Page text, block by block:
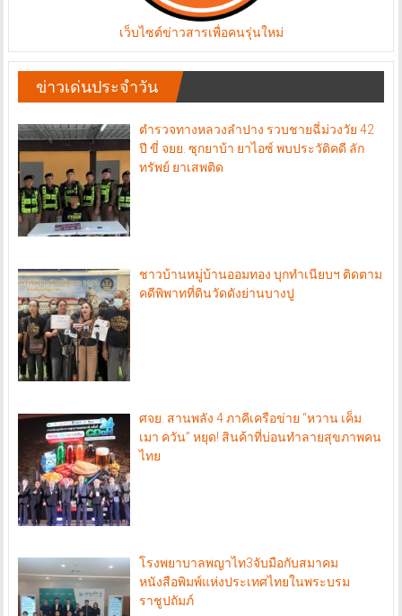
เว็บไซต์ข่าวสารเพื่อคนรุ่นใหม่
ข่าวเด่นประจำวัน
ตำรวจทางหลวงลำปาง รวบชายฉี่ม่วงวัย 42
ปี ขี่ จยย. ซุกยาบ้า ยาไอซ์ พบประวัติคดี ลัก
ทรัพย์ ยาเสพติด
ชาวบ้านหมู่บ้านออมทอง บุกทำเนียบฯ ติดตาม
คดีพิพาทที่ดินวัดดังย่านบางปู
ศจย. สานพลัง 4 ภาคีเครือข่าย “หวาน เค็ม
เมา ควัน” หยุด! สินค้าที่บ่อนทำลายสุขภาพคน
ไทย
โรงพยาบาลพญาไท3จับมือกับสมาคม
หนังสือพิมพ์แห่งประเทศไทยในพระบรม
ราชูปถัมภ์